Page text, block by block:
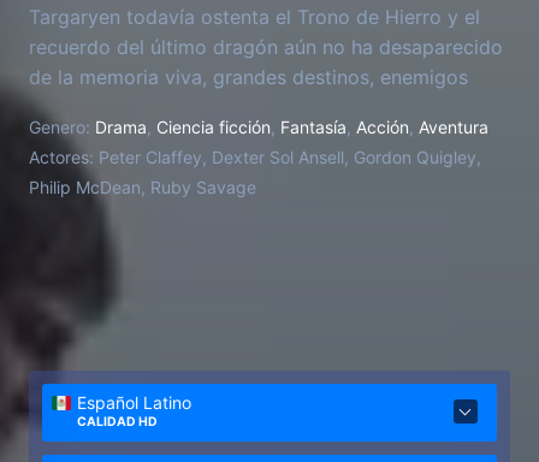
Targaryen todavía ostenta el Trono de Hierro y el
recuerdo del último dragón aún no ha desaparecido
de la memoria viva, grandes destinos, enemigos
poderosos y hazañas peligrosas esperan a estos
improbables e incomparables amigos.
Genero: Drama Ciencia ficción Fantasía Acción Aventura
Actores: Peter Claffey, Dexter Sol Ansell, Gordon Quigley,
Philip McDean, Ruby Savage
Español Latino
CALIDAD HD